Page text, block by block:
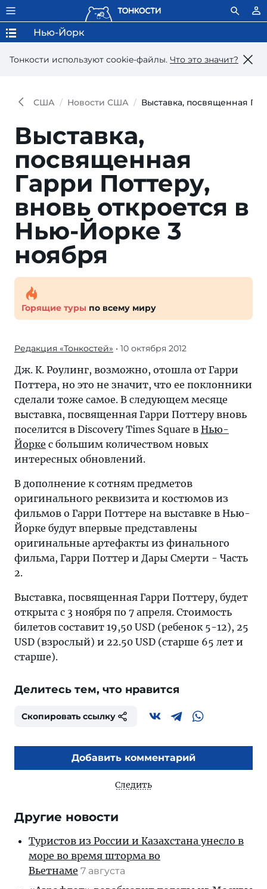
Тонкости используют сookie-файлы. Что это значит?
Нью-Йорк
США Новости США Выставка, посвященная
Выставка,
посвященная
Гарри Поттеру,
вновь откроется в
Нью-Йорке 3
ноября
Горящие туры по всему миру
Редакция «Тонкостей» • 10 октября 2012
Дж. К. Роулинг, возможно, отошла от Гарри
Поттера, но это не значит, что ее поклонники
сделали тоже самое. В следующем месяце
выставка, посвященная Гарри Поттеру вновь
поселится в Discovery Times Square в Нью-
Йорке с большим количеством новых
интересных обновлений.
В дополнение к сотням предметов
оригинального реквизита и костюмов из
фильмов о Гарри Поттере на выставке в Нью-
Йорке будут впервые представлены
оригинальные артефакты из финального
фильма, Гарри Поттер и Дары Смерти - Часть
2.
Выставка, посвященная Гарри Поттеру, будет
открыта с 3 ноября по 7 апреля. Стоимость
билетов составит 19,50 USD (ребенок 5-12), 25
USD (взрослый) и 22.50 USD (старше 65 лет и
старше).
Делитесь тем, что нравится
Скопировать ссылку
Добавить комментарий
Следить
Другие новости
Туристов из России и Казахстана унесло в
море во время шторма во
Вьетнаме 7 августа